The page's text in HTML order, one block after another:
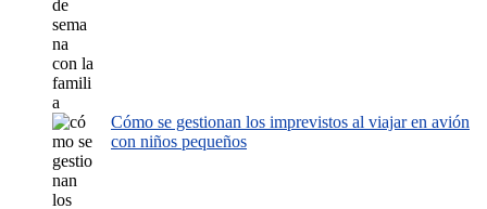
Cómo se gestionan los imprevistos al viajar en avión
con niños pequeños